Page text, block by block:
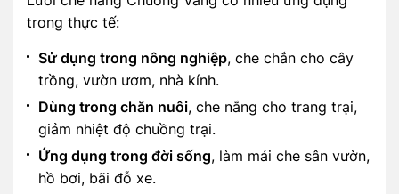
trong thực tế:
Sử dụng trong nông nghiệp, che chắn cho cây
trồng, vườn ươm, nhà kính.
Dùng trong chăn nuôi, che nắng cho trang trại,
giảm nhiệt độ chuồng trại.
Ứng dụng trong đời sống, làm mái che sân vườn,
hồ bơi, bãi đỗ xe.